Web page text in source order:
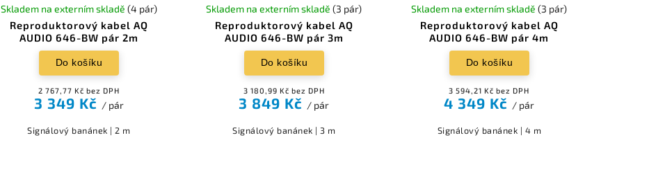
Reproduktorový kabel AQ
AUDIO 646-BW pár 2m
Skladem na externím skladě (4 pár)
2 767,77 Kč bez DPH
3 349 Kč / pár
Do košíku
Signálový banánek | 2 m
Reproduktorový kabel AQ
AUDIO 646-BW pár 3m
Skladem na externím skladě(3 pár)
3 180,99 Kč bez DPH
3 849 Kč / pár
Do košíku
Signálový banánek | 3 m
Reproduktorový kabel AQ
AUDIO 646-BW pár 4m
Skladem na externím skladě(3 pár)
3 594,21 Kč bez DPH
4 349 Kč / pár
Do košíku
Signálový banánek | 4 m